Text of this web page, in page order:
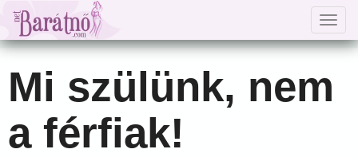
Mi szülünk, nem
a férfiak!